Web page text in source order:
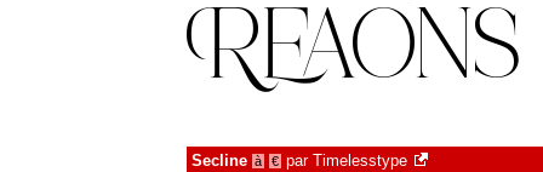
Secline à € par Timelesstype